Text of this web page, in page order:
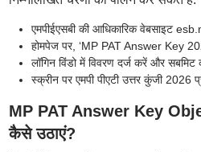
एमपीईएसबी की आधिकारिक वेबसाइट
होमपेज पर, ‘MP PAT Answer Key
लॉगिन विंडो में विवरण दर्ज करें और सबमिट
स्क्रीन पर एमपी पीएटी उत्तर कुंजी 2026
MP PAT Answer Key
कैसे उठाएं?